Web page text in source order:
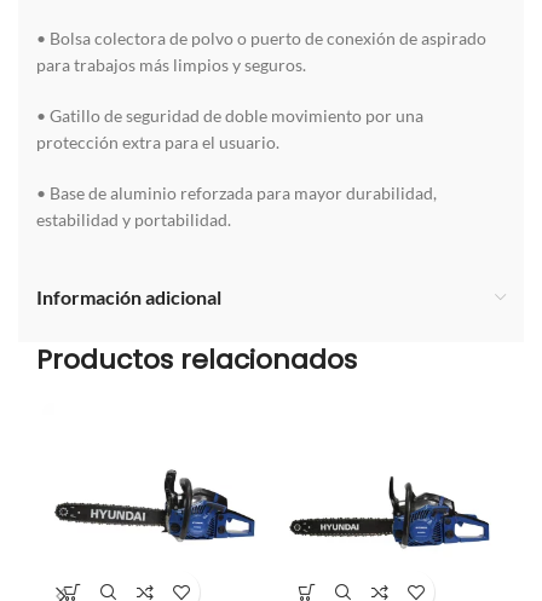
• Bolsa colectora de polvo o puerto de conexión de aspirado
para trabajos más limpios y seguros.
• Gatillo de seguridad de doble movimiento por una
protección extra para el usuario.
• Base de aluminio reforzada para mayor durabilidad,
estabilidad y portabilidad.
Información adicional
Productos relacionados